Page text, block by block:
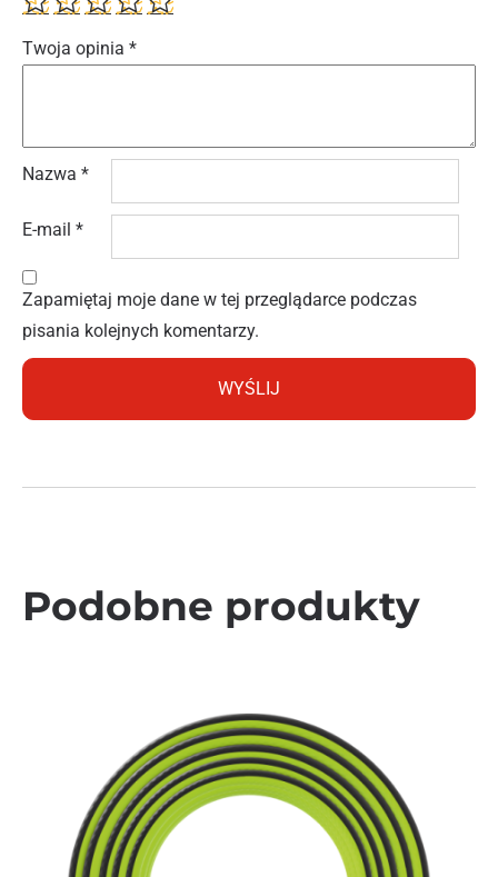
Twoja opinia *
Nazwa *
E-mail *
Zapamiętaj moje dane w tej przeglądarce podczas
pisania kolejnych komentarzy.
Podobne produkty